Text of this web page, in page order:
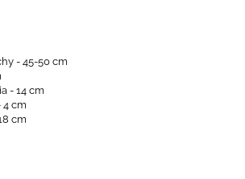
- 45-50 cm
- 14 cm
4 cm
cm